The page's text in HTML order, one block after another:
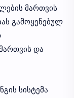
მართვის
გამოყენებულ
და
სისტემა